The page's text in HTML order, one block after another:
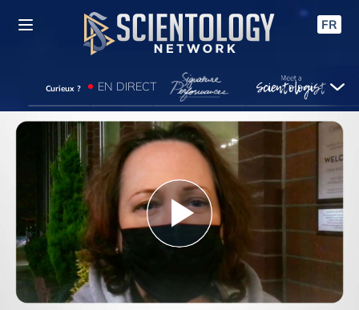
FR
Curieux ? EN DIRECT
Play
Video